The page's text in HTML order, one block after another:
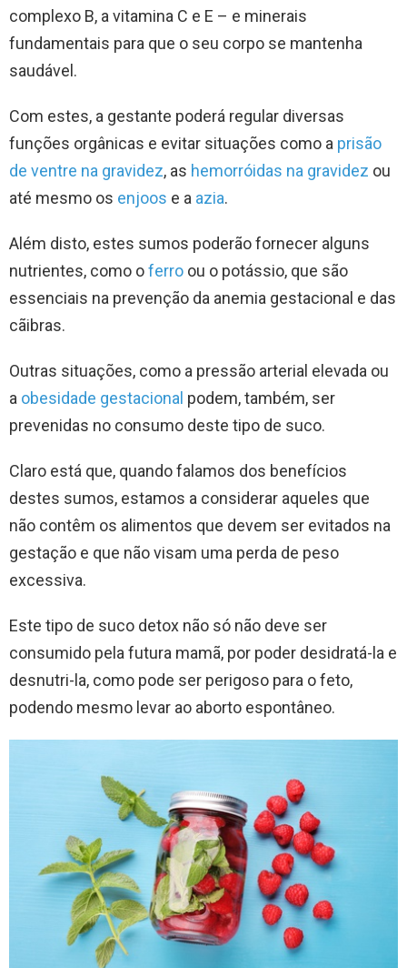
complexo B, a vitamina C e E – e minerais
fundamentais para que o seu corpo se mantenha
saudável.
Com estes, a gestante poderá regular diversas
funções orgânicas e evitar situações como a prisão
de ventre na gravidez, as hemorróidas na gravidez ou
até mesmo os enjoos e a azia.
Além disto, estes sumos poderão fornecer alguns
nutrientes, como oferro ou o potássio, que são
essenciais na prevenção da anemia gestacional e das
cãibras.
Outras situações, como a pressão arterial elevada ou
a obesidade gestacional podem, também, ser
prevenidas no consumo deste tipo de suco.
Claro está que, quando falamos dos benefícios
destes sumos, estamos a considerar aqueles que
não contêm os alimentos que devem ser evitados na
gestação e que não visam uma perda de peso
excessiva.
Este tipo de suco detox não só não deve ser
consumido pela futura mamã, por poder desidratá-la e
desnutri-la, como pode ser perigoso para o feto,
podendo mesmo levar ao aborto espontâneo.